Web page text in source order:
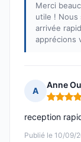
Merci
utile ! Nous
arrivée
apprécions
A
Anne
Note : 5
Publié le 10/09/
reception